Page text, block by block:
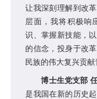
让我深刻理解到改
层面，我将积极响
识、掌握新技能，
的信念，投身于改
民族的伟大复兴贡献
博士生党支部
是我国在新的历史